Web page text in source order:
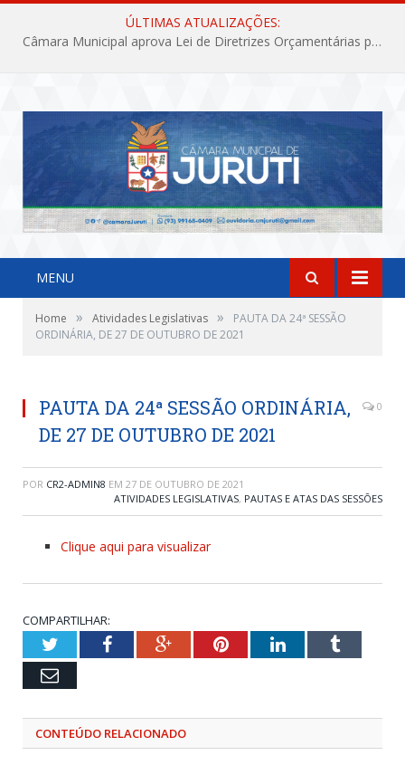
ÚLTIMAS ATUALIZAÇÕES:
Câmara Municipal aprova Lei de Diretrizes Orçamentárias para o exercício financeiro de 2027
MENU
Home » Atividades Legislativas »
PAUTA DA 24ª SESSÃO
ORDINÁRIA, DE 27 DE OUTUBRO DE 2021
PAUTA DA 24ª SESSÃO ORDINÁRIA,
DE 27 DE OUTUBRO DE 2021
0
POR CR2-ADMIN8 EM 27 DE OUTUBRO DE 2021
ATIVIDADES LEGISLATIVAS, PAUTAS E ATAS DAS SESSÕES
Clique aqui para visualizar
COMPARTILHAR:
TwitterFacebookGoogle+PinterestLinkedInTumblr
Email
CONTEÚDO RELACIONADO